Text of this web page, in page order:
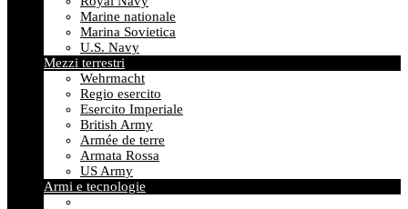
Marine nationale
Marina Sovietica
U.S. Navy
Mezzi terrestri
Wehrmacht
Regio esercito
Esercito Imperiale
British Army
Armée de terre
Armata Rossa
US Army
Armi e tecnologie